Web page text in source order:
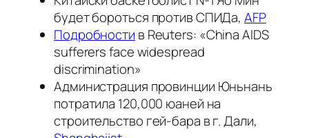
будет бороться против СПИДа,AFP
Подробности в Reuters: «China AIDS
sufferers face widespread
discrimination»
Администрация провинции Юньнань
потратила 120,000 юаней на
строительство гей-бара в г. Дали,